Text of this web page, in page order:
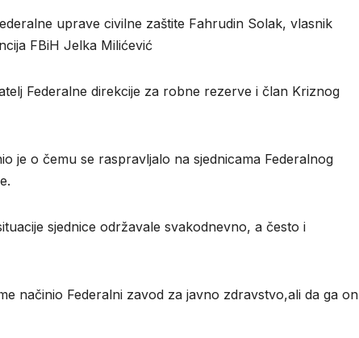
uprave civilne zaštite Fahrudin Solak, vlasnik
FBiH Jelka Milićević
Federalne direkcije za robne rezerve i član Kriznog
je o čemu se raspravljalo na sjednicama Federalnog
sjednice održavale svakodnevno, a često i
načinio Federalni zavod za javno zdravstvo,ali da ga on